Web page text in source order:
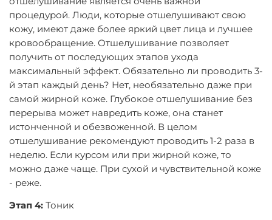
процедурой. Люди, которые отшелушивают свою
кожу, имеют даже более яркий цвет лица и лучшее
кровообращение. Отшелушивание позволяет
получить от последующих этапов ухода
максимальный эффект. Обязательно ли проводить 3-
й этап каждый день? Нет, необязательно даже при
самой жирной коже. Глубокое отшелушивание без
перерыва может навредить коже, она станет
истонченной и обезвоженной. В целом
отшелушивание рекомендуют проводить 1-2 раза в
неделю. Если курсом или при жирной коже, то
можно даже чаще. При сухой и чувствительной коже
- реже.
Этап 4: Тоник